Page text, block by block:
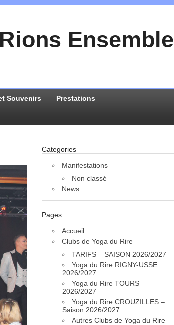
Ensemble
Souvenirs Prestations
Categories
Manifestations
Non classé
News
Pages
Accueil
Clubs de Yoga du Rire
TARIFS – SAISON 2026/2027
Yoga du Rire RIGNY-USSE
2026/2027
Yoga du Rire TOURS
2026/2027
Yoga du Rire CROUZILLES –
Saison 2026/2027
Autres Clubs de Yoga du Rire